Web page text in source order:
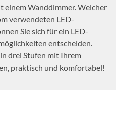
einem Wanddimmer. Welcher
verwendeten LED-
Sie sich für ein LED-
entscheiden.
drei Stufen mit Ihrem
praktisch und komfortabel!